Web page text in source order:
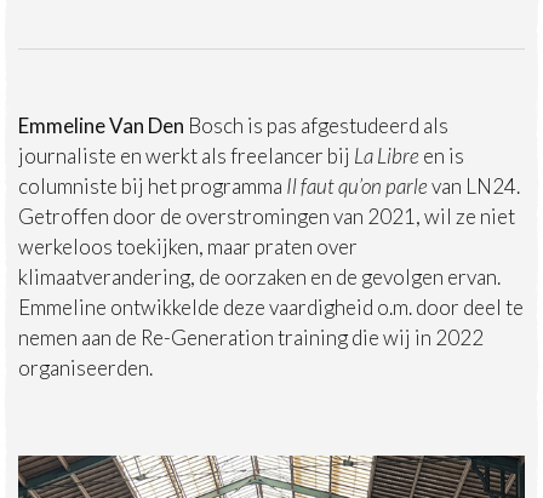
Emmeline Van Den Bosch is pas afgestudeerd als
journaliste en werkt als freelancer bij La Libre en is
columniste bij het programma Il faut qu’on parlevan LN24.
Getroffen door de overstromingen van 2021, wil ze niet
werkeloos toekijken, maar praten over
klimaatverandering, de oorzaken en de gevolgen ervan.
Emmeline ontwikkelde deze vaardigheid o.m. door deel te
nemen aan de Re-Generation training die wij in 2022
organiseerden.